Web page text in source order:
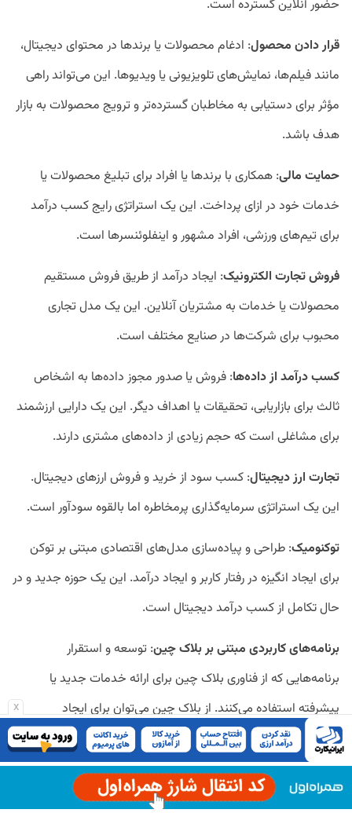
x
حضور آنلاین گسترده است.
قرار دادن محصول: ادغام محصولات یا برند‌ها در محتوای دیجیتال،
مانند فیلم‌ها، نمایش‌های تلویزیونی یا ویدیو‌ها. این می‌تواند راهی
مؤثر برای دستیابی به مخاطبان گسترده‌تر و ترویج محصولات به بازار
هدف باشد.
حمایت مالی: همکاری با برند‌ها یا افراد برای تبلیغ محصولات یا
خدمات خود در ازای پرداخت. این یک استراتژی رایج کسب درآمد
برای تیم‌های ورزشی، افراد مشهور و اینفلوئنسر‌ها است.
فروش تجارت الکترونیک: ایجاد درآمد از طریق فروش مستقیم
محصولات یا خدمات به مشتریان آنلاین. این یک مدل تجاری
محبوب برای شرکت‌ها در صنایع مختلف است.
کسب درآمد از داده‌ها: فروش یا صدور مجوز داده‌ها به اشخاص
ثالث برای بازاریابی، تحقیقات یا اهداف دیگر. این یک دارایی ارزشمند
برای مشاغلی است که حجم زیادی از داده‌های مشتری دارند.
تجارت ارز دیجیتال: کسب سود از خرید و فروش ارز‌های دیجیتال.
این یک استراتژی سرمایه‌گذاری پرمخاطره اما بالقوه سودآور است.
توکنومیک: طراحی و پیاده‌سازی مدل‌های اقتصادی مبتنی بر توکن
برای ایجاد انگیزه در رفتار کاربر و ایجاد درآمد. این یک حوزه جدید و در
حال تکامل از کسب درآمد دیجیتال است.
برنامه‌های کاربردی مبتنی بر بلاک چین: توسعه و استقرار
برنامه‌هایی که از فناوری بلاک چین برای ارائه خدمات جدید یا
پیشرفته استفاده می‌کنند. از بلاک چین می‌توان برای ایجاد
تراکنش‌های ایمن و شفاف و ساخت انواع جدیدی از برنامه‌ها
استفاده کرد.